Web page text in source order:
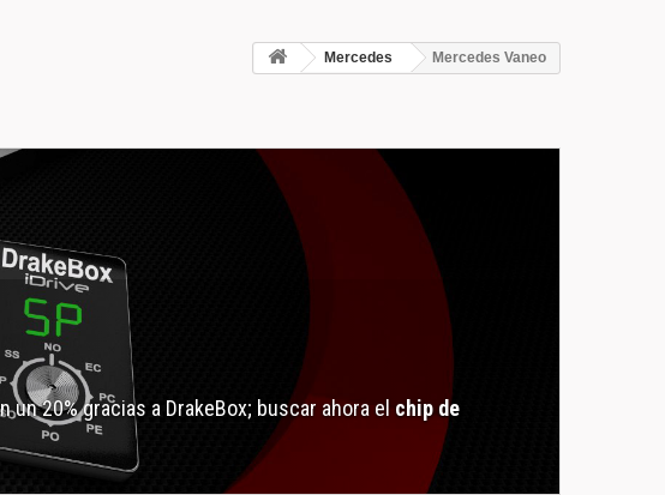
Mercedes Mercedes Vaneo
20% gracias a DrakeBox; buscar ahora el chip de